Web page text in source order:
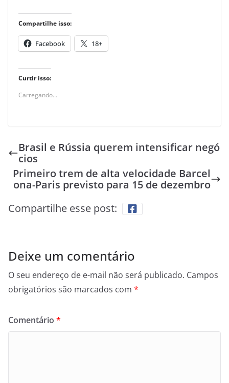
Compartilhe isso:
Facebook 18+
Curtir isso:
Carregando...
Brasil e Rússia querem intensificar negó
cios
Primeiro trem de alta velocidade Barcel
ona-Paris previsto para 15 de dezembro
Compartilhe esse post:
Deixe um comentário
O seu endereço de e-mail não será publicado. Campos
obrigatórios são marcados com *
Comentário *